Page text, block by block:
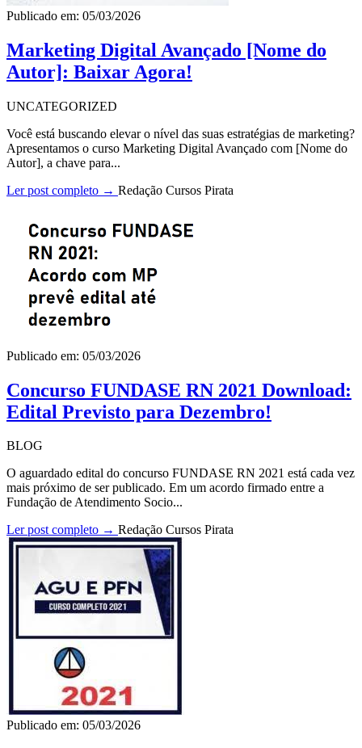
Publicado em: 05/03/2026
Marketing Digital Avançado [Nome do
Autor]: Baixar Agora!
UNCATEGORIZED
Você está buscando elevar o nível das suas estratégias de marketing?
Apresentamos o curso Marketing Digital Avançado com [Nome do
Autor], a chave para...
Ler post completo → Redação Cursos Pirata
Publicado em: 05/03/2026
Concurso FUNDASE RN 2021 Download:
Edital Previsto para Dezembro!
BLOG
O aguardado edital do concurso FUNDASE RN 2021 está cada vez
mais próximo de ser publicado. Em um acordo firmado entre a
Fundação de Atendimento Socio...
Ler post completo → Redação Cursos Pirata
Publicado em: 05/03/2026